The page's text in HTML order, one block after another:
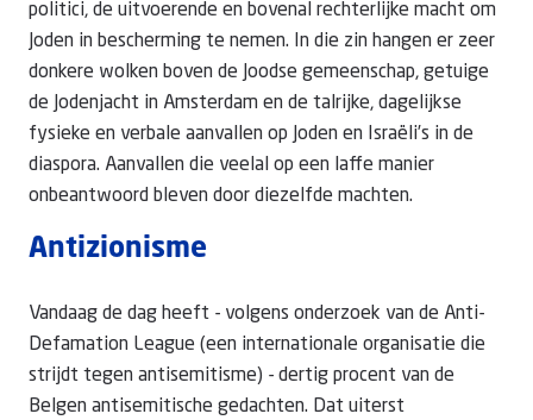
politici, de uitvoerende en bovenal rechterlijke macht om
Joden in bescherming te nemen. In die zin hangen er zeer
donkere wolken boven de Joodse gemeenschap, getuige
de Jodenjacht in Amsterdam en de talrijke, dagelijkse
fysieke en verbale aanvallen op Joden en Israëli’s in de
diaspora. Aanvallen die veelal op een laffe manier
onbeantwoord bleven door diezelfde machten.
Antizionisme
Vandaag de dag heeft - volgens onderzoek van de Anti-
Defamation League (een internationale organisatie die
strijdt tegen antisemitisme) - dertig procent van de
Belgen antisemitische gedachten. Dat uiterst